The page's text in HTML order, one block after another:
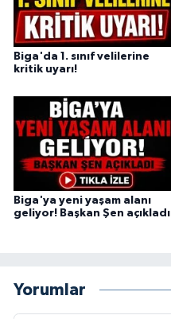
Biga'da 1. sınıf velilerine
kritik uyarı!
Biga'ya yeni yaşam alanı
geliyor! Başkan Şen açıkladı
Yorumlar